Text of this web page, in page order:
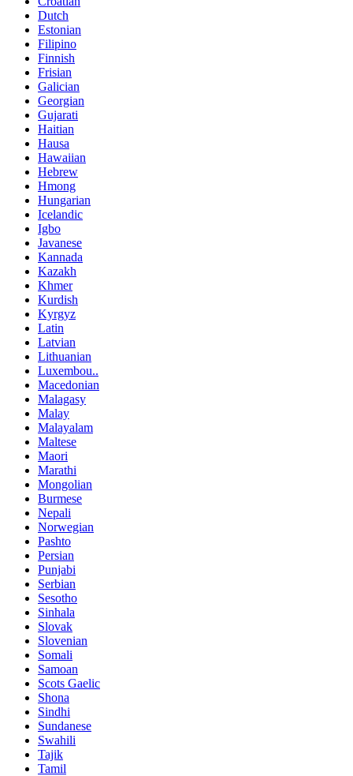
Dutch
Estonian
Filipino
Finnish
Frisian
Galician
Georgian
Gujarati
Haitian
Hausa
Hawaiian
Hebrew
Hmong
Hungarian
Icelandic
Igbo
Javanese
Kannada
Kazakh
Khmer
Kurdish
Kyrgyz
Latin
Latvian
Lithuanian
Luxembou..
Macedonian
Malagasy
Malay
Malayalam
Maltese
Maori
Marathi
Mongolian
Burmese
Nepali
Norwegian
Pashto
Persian
Punjabi
Serbian
Sesotho
Sinhala
Slovak
Slovenian
Somali
Samoan
Scots Gaelic
Shona
Sindhi
Sundanese
Swahili
Tajik
Tamil